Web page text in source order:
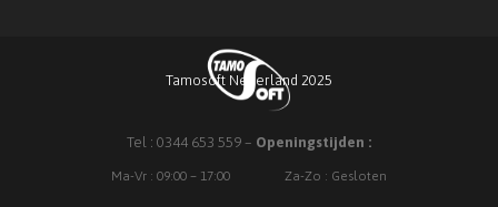
Tamosoft Nederland 2025
Tel : 0344 653 559 – Openingstijden :
Ma-Vr : 09:00 – 17:00 Za-Zo : Gesloten